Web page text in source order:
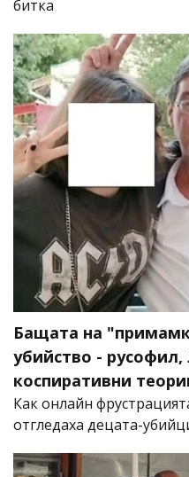
битка
Бащата на
убийство -
коспиративни
Как онлайн
отгледаха децата-